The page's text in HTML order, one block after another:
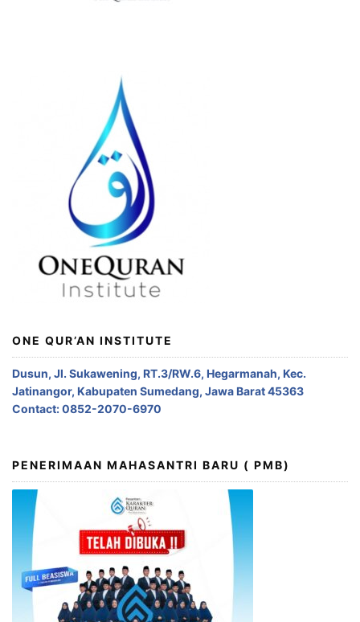
ONE QUR’AN INSTITUTE
Dusun, Jl. Sukawening, RT.3/RW.6, Hegarmanah, Kec.
Jatinangor, Kabupaten Sumedang, Jawa Barat 45363
Contact: 0852-2070-6970
PENERIMAAN MAHASANTRI BARU ( PMB)